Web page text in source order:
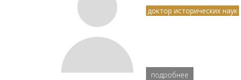
доктор исторических наук
подробнее